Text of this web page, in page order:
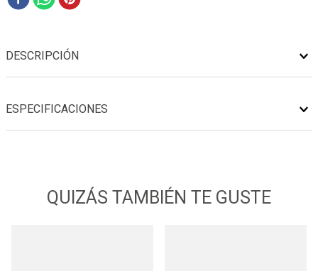
DESCRIPCIÓN
ESPECIFICACIONES
QUIZÁS TAMBIÉN TE GUSTE